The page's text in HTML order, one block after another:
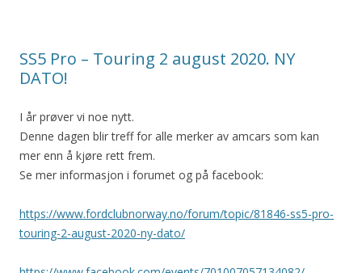
SS5 Pro – Touring 2 august 2020. NY
DATO!
I år prøver vi noe nytt.
Denne dagen blir treff for alle merker av amcars som kan
mer enn å kjøre rett frem.
Se mer informasjon i forumet og på facebook:
https://www.fordclubnorway.no/forum/topic/81846-ss5-pro-
touring-2-august-2020-ny-dato/